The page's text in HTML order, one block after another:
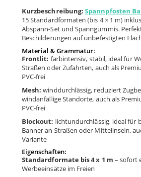
Kurzbeschreibung: Spannpfosten
15 Standard­formaten (bis 4 × 1 m)
Abspann-Set und Spanngummis.
Beschilderungen auf unbefestigten
Material & Grammatur:
Frontlit: farbintensiv, stabil, ideal für
Straßen oder Zufahrten, auch als
PVC-frei
Mesh: winddurchlässig, reduziert
windanfällige Standorte, auch als
PVC-frei
Blockout: lichtundurchlässig, ideal für
Banner an Straßen oder Mittelinseln,
Variante
Eigenschaften:
Standardformate bis 4 x 1 m – sofort
Werbeeinsätze im Freien